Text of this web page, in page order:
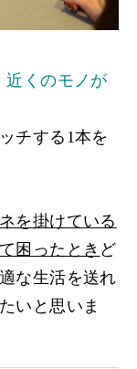
近くのモノが
チする1本を
を掛けている
困ったとき ど
な生活を送れ
いと思いま